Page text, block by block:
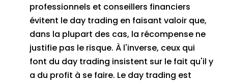
professionnels et conseillers financiers
évitent le day trading en faisant valoir que,
dans la plupart des cas, la récompense ne
justifie pas le risque. À l'inverse, ceux qui
font du day trading insistent sur le fait qu'il y
a du profit à se faire. Le day trading est